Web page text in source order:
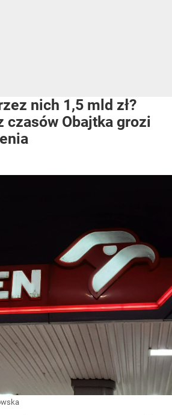
nich 1,5 mld zł?
czasów Obajtka grozi